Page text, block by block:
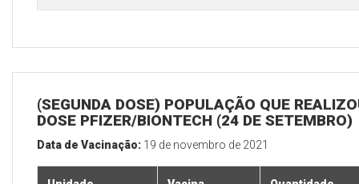
(SEGUNDA DOSE) POPULAÇÃO QUE
DOSE PFIZER/BIONTECH (24 DE SETEMBRO)
Data de Vacinação: 19 de novembro de 2021